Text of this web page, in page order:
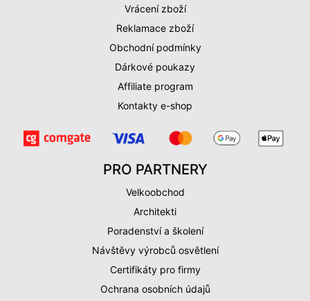
Vrácení zboží
Reklamace zboží
Obchodní podmínky
Dárkové poukazy
Affiliate program
Kontakty e-shop
PRO PARTNERY
Velkoobchod
Architekti
Poradenství a školení
Návštěvy výrobců osvětlení
Certifikáty pro firmy
Ochrana osobních údajů